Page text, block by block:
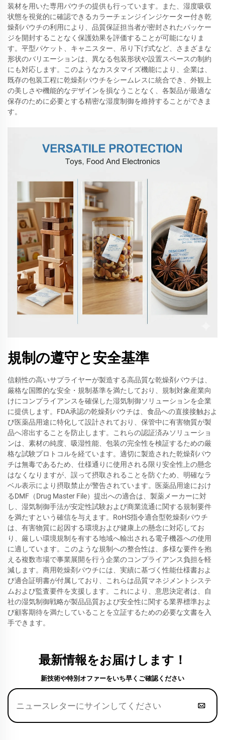
装材を用いた専用パウチの提供も行っています。また、湿度吸収
状態を視覚的に確認できるカラーチェンジインジケーター付き乾
燥剤パウチの利用により、品質保証担当者が密封されたパッケー
ジを開封することなく保護効果を評価することが可能になりま
す。平型パケット、キャニスター、吊り下げ式など、さまざまな
形状のバリエーションは、異なる包装形状や設置スペースの制約
にも対応します。このようなカスタマイズ機能により、企業は、
既存の包装工程に乾燥剤パウチをシームレスに統合でき、外観上
の美しさや機能的なデザインを損なうことなく、各製品が最適な
保存のために必要とする精密な湿度制御を維持することができま
す。
規制の遵守と安全基準
信頼性の高いサプライヤーが製造する高品質な乾燥剤パウチは、
厳格な国際的な安全・規制基準を満たしており、規制対象産業向
けにコンプライアンスを確保した湿気制御ソリューションを企業
に提供します。FDA承認の乾燥剤パウチは、食品への直接接触およ
び医薬品用途に特化して設計されており、保管中に有害物質が製
品へ溶出することを防止します。これらの認証済みソリューショ
ンは、素材の純度、吸湿性能、包装の完全性を検証するための厳
格な試験プロトコルを経ています。適切に製造された乾燥剤パウ
チは無毒であるため、仕様通りに使用される限り安全性上の懸念
はなくなりますが、誤って摂取されることを防ぐため、明確なラ
ベル表示により摂取禁止が警告されています。医薬品用途におけ
るDMF（Drug Master File）提出への適合は、製薬メーカーに対
し、湿気制御手法が安定性試験および商業流通に関する規制要件
を満たすという確信を与えます。RoHS指令適合型乾燥剤パウチ
は、有害物質に起因する環境および健康上の懸念に対応してお
り、厳しい環境規制を有する地域へ輸出される電子機器への使用
に適しています。このような規制への整合性は、多様な要件を抱
える複数市場で事業展開を行う企業のコンプライアンス負担を軽
減します。商用乾燥剤パウチには、実績に基づく性能仕様書およ
び適合証明書が付属しており、これらは品質マネジメントシステ
ムおよび監査要件を支援します。これにより、意思決定者は、自
社の湿気制御戦略が製品品質および安全性に関する業界標準およ
び顧客期待を満たしていることを立証するための必要な文書を入
手できます。
最新情報をお届けします！
新技術や特別オファーをいち早くご確認ください